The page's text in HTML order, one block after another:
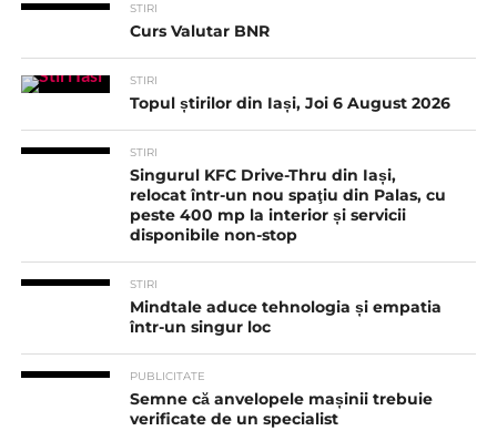
STIRI
Curs Valutar BNR
STIRI
Topul știrilor din Iași, Joi 6 August 2026
STIRI
Singurul KFC Drive-Thru din Iași,
relocat într-un nou spaţiu din Palas, cu
peste 400 mp la interior și servicii
disponibile non-stop
STIRI
Mindtale aduce tehnologia și empatia
într-un singur loc
PUBLICITATE
Semne că anvelopele mașinii trebuie
verificate de un specialist